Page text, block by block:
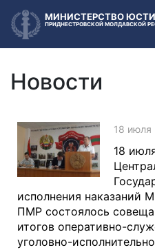
МИНИСТЕРСТВО
ПРИДНЕСТРОВСКОЙ МОЛДАВСКОЙ
Новости
18 июля
18
исполнения наказаний
ПМР состоялось
итогов оперативно-
уголовно-